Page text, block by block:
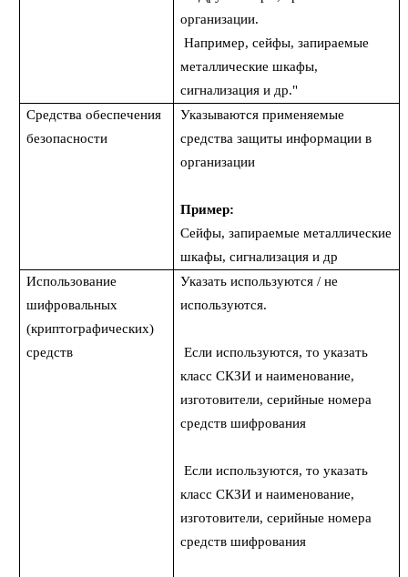
организации.
Например, сейфы, запираемые
металлические шкафы,
сигнализация и др."
Средства обеспечения
безопасности
Указываются применяемые
средства защиты информации в
организации
Пример:
Сейфы, запираемые металлические
шкафы, сигнализация и др
Использование
шифровальных
(криптографических)
средств
Указать используются / не
используются.
Если используются, то указать
класс СКЗИ и наименование,
изготовители, серийные номера
средств шифрования
Если используются, то указать
класс СКЗИ и наименование,
изготовители, серийные номера
средств шифрования